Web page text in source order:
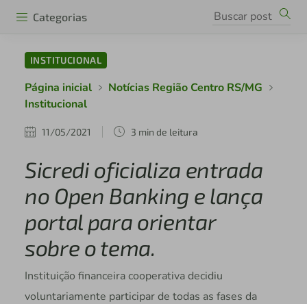
Categorias
INSTITUCIONAL
Página inicial
Notícias Região Centro RS/MG
Institucional
11/05/2021 3 min de leitura
Sicredi oficializa entrada
no Open Banking e lança
portal para orientar
sobre o tema.
Instituição financeira cooperativa decidiu
voluntariamente participar de todas as fases da